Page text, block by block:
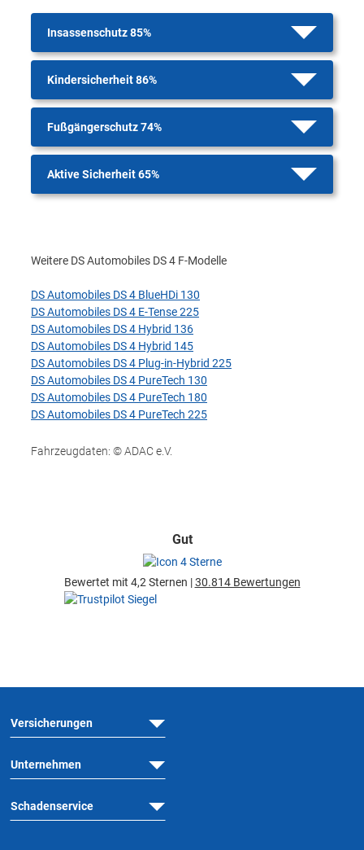
Insassenschutz 85%
Kindersicherheit 86%
Fußgängerschutz 74%
Aktive Sicherheit 65%
Weitere DS Automobiles DS 4 F-Modelle
DS Automobiles DS 4 BlueHDi 130
DS Automobiles DS 4 E-Tense 225
DS Automobiles DS 4 Hybrid 136
DS Automobiles DS 4 Hybrid 145
DS Automobiles DS 4 Plug-in-Hybrid 225
DS Automobiles DS 4 PureTech 130
DS Automobiles DS 4 PureTech 180
DS Automobiles DS 4 PureTech 225
Fahrzeugdaten: © ADAC e.V.
Gut
Bewertet mit 4,2 Sternen |30.814 Bewertungen
Versicherungen
Unternehmen
Schadenservice